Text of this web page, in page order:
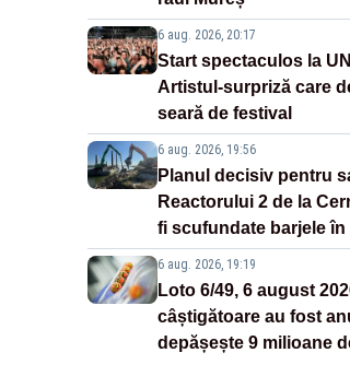
6 aug. 2026, 20:17
Start spectaculos la
Artistul-surpriză care
seară de festival
6 aug. 2026, 19:56
Planul decisiv pentru
Reactorului 2 de la
fi scufundate barjele în
6 aug. 2026, 19:19
Loto 6/49, 6 august
câștigătoare au fost
depășește 9 milioane